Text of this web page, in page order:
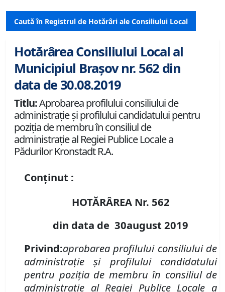
Caută în Registrul de Hotărâri ale Consiliului Local
Hotărârea Consiliului Local al
Municipiul Brașov nr. 562 din
data de 30.08.2019
Titlu:Aprobarea profilului consiliului de
administraţie şi profilului candidatului pentru
poziţia de membru în consiliul de
administraţie al Regiei Publice Locale a
Pădurilor Kronstadt R.A.
Conținut :
HOTĂRÂREA Nr. 562
din data de 30august2019
Privind:aprobarea profilului consiliului de
administraţie şi profilului candidatului
pentru poziţia de membru în consiliul de
administraţie al Regiei Publice Locale a